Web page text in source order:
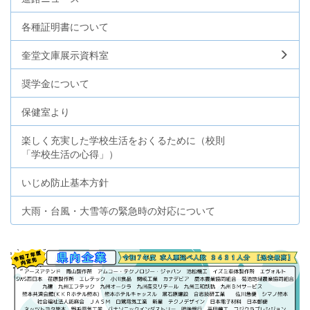
各種証明書について
奎堂文庫展示資料室
奨学金について
保健室より
楽しく充実した学校生活をおくるために（校則
「学校生活の心得」）
いじめ防止基本方針
大雨・台風・大雪等の緊急時の対応について